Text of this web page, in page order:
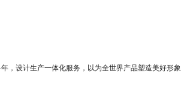
，设计生产一体化服务，以为全世界产品塑造美好形